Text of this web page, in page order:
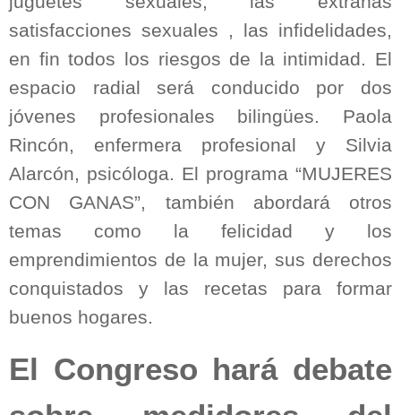
satisfacciones sexuales , las infidelidades,
en fin todos los riesgos de la intimidad. El
espacio radial será conducido por dos
jóvenes profesionales bilingües. Paola
Rincón, enfermera profesional y Silvia
Alarcón, psicóloga. El programa “MUJERES
CON GANAS”, también abordará otros
temas como la felicidad y los
emprendimientos de la mujer, sus derechos
conquistados y las recetas para formar
buenos hogares.
El Congreso hará debate